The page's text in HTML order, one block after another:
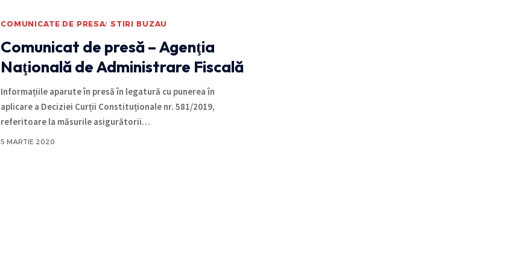
COMUNICATE DE PRESA STIRI BUZAU
Comunicat de presă – Agenţia
Naţională de Administrare Fiscală
Informațiile aparute în presă în legatură cu punerea în
aplicare a Deciziei Curții Constituționale nr. 581/2019,
referitoare la măsurile asigurătorii…
5 MARTIE 2020